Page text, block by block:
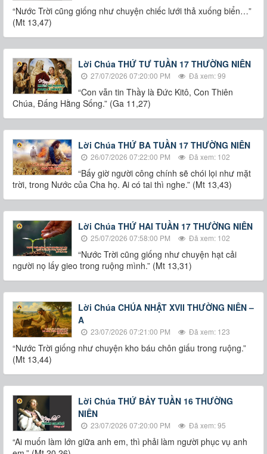
“Nước Trời cũng giống như chuyện chiếc lưới thả xuống biển…”
(Mt 13,47)
Lời Chúa THỨ TƯ TUẦN 17 THƯỜNG NIÊN
27/07/2026 07:20:00 PM Đã xem: 99
“Con vẫn tin Thầy là Đức Kitô, Con Thiên
Chúa, Đấng Hằng Sống.” (Ga 11,27)
Lời Chúa THỨ BA TUẦN 17 THƯỜNG NIÊN
26/07/2026 07:22:00 PM Đã xem: 102
“Bấy giờ người công chính sẽ chói lọi như mặt
trời, trong Nước của Cha họ. Ai có tai thì nghe.” (Mt 13,43)
Lời Chúa THỨ HAI TUẦN 17 THƯỜNG NIÊN
25/07/2026 07:58:00 PM Đã xem: 102
“Nước Trời cũng giống như chuyện hạt cải
người nọ lấy gieo trong ruộng mình.” (Mt 13,31)
Lời Chúa CHÚA NHẬT XVII THƯỜNG NIÊN –
A
23/07/2026 07:21:00 PM Đã xem: 123
“Nước Trời giống như chuyện kho báu chôn giấu trong ruộng.”
(Mt 13,44)
Lời Chúa THỨ BẢY TUẦN 16 THƯỜNG
NIÊN
23/07/2026 07:20:00 PM Đã xem: 95
“Ai muốn làm lớn giữa anh em, thì phải làm người phục vụ anh